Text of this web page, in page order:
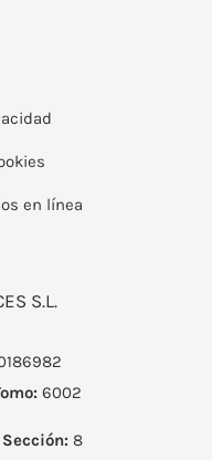
en línea
S.L.
6002
Sección:8